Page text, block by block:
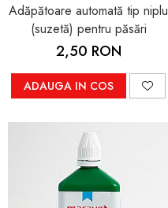
Adăpătoare automată tip niplu
(suzetă) pentru păsări
2,50 RON
ADAUGA IN COS